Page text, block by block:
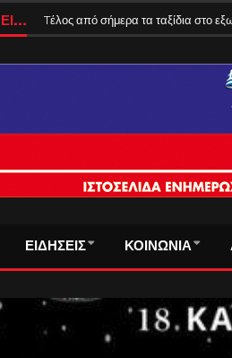
Tέλος από σήμερα τα ταξίδια στο
Αυξάνονται από 1η Αυγούστου τα
ΕΙΔΗΣΕΙΣ ΚΟΙΝΩΝΙΑ